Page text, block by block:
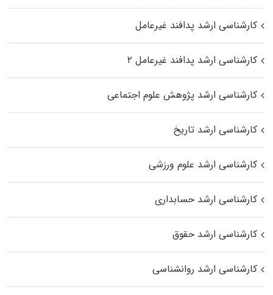
کارشناسی ارشد پدافند غیرعامل
کارشناسی ارشد پدافند غیرعامل ۲
کارشناسی ارشد پژوهش علوم اجتماعی
کارشناسی ارشد تاریخ
کارشناسی ارشد علوم ورزشی
کارشناسی ارشد حسابداری
کارشناسی ارشد حقوق
کارشناسی ارشد روانشناسی